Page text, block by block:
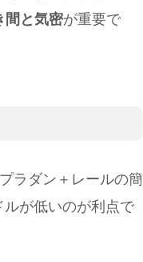
間と気密が重要で
ラダン＋レールの簡
が低いのが利点で